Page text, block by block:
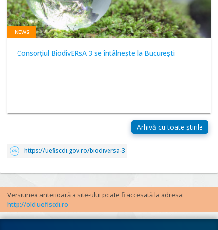
NEWS
Consorţiul BiodivERsA 3 se întâlneşte la Bucureşti
https://uefiscdi.gov.ro/biodiversa-3
Versiunea anterioară a site-ului poate fi accesată la adresa:
http://old.uefiscdi.ro